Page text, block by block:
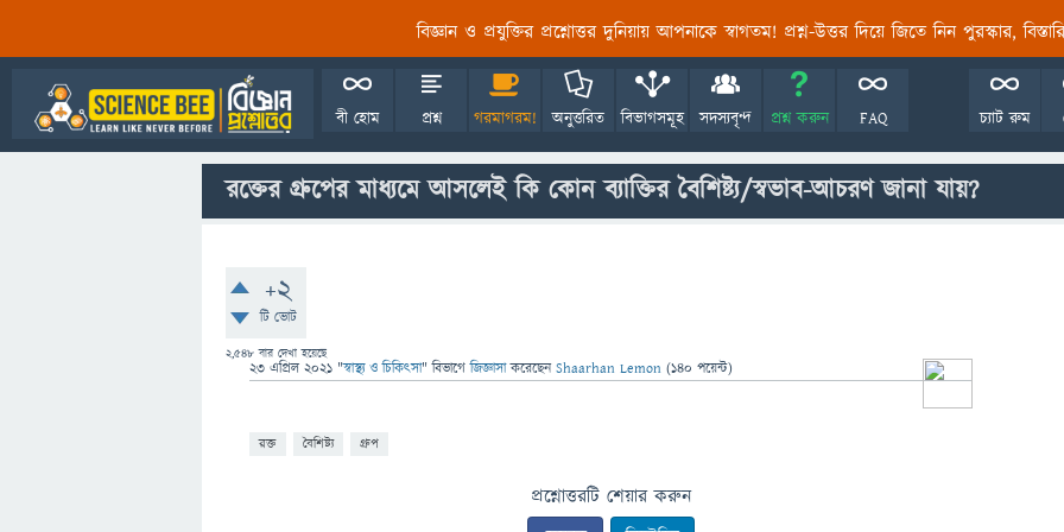
বিজ্ঞান ও প্রযুক্তির প্রশ্নোত্তর দুনিয়ায় আপনাকে স্বাগতম! প্রশ্ন-উত্তর দিয়ে জিতে নিন পুরস্কার,
বী হোম প্রশ্ন গরমাগরম! অনুত্তরিত বিভাগসমূহ সদস্যবৃন্দ প্রশ্ন করুন FAQ চ্যাট রুম
রক্তের গ্রুপের মাধ্যমে আসলেই কি কোন ব্যাক্তির বৈশিষ্ট্য/স্বভাব-আচরণ জানা যায়?
+2
টি ভোট
2,548 বার দেখা হয়েছে
23 এপ্রিল 2021 "স্বাস্থ্য ও চিকিৎসা" বিভাগে জিজ্ঞাসাকরেছেনShaarhan Lemon (140 পয়েন্ট)
রক্ত বৈশিষ্ট্য গ্রুপ
প্রশ্নোত্তরটি শেয়ার করুন